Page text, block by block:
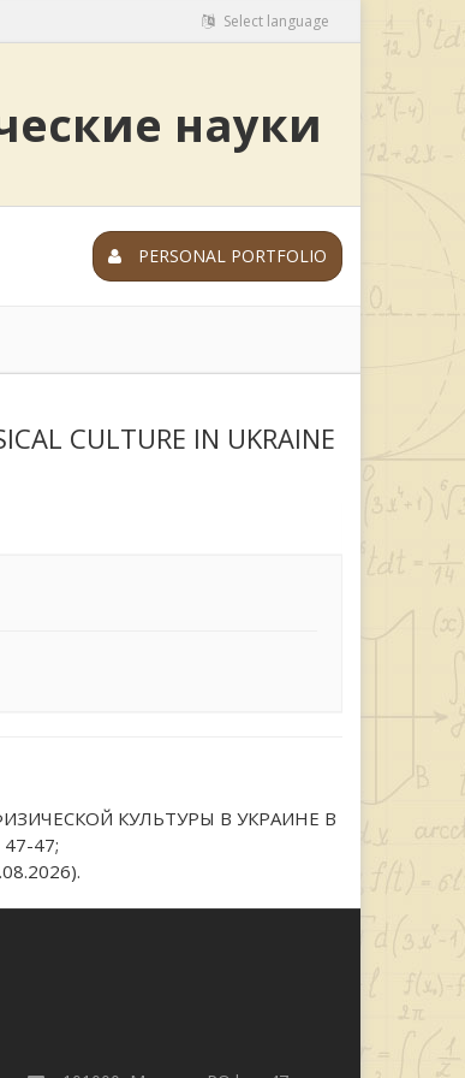
Select language
науки
PERSONAL PORTFOLIO
CULTURE IN UKRAINE
КУЛЬТУРЫ В УКРАИНЕ В
47;